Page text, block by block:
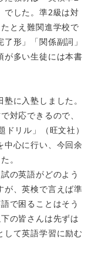
でした。準2級は対
とえ難関進学校で
形」「関係副詞」
が多い生徒には本書
に入塾しました。
対応できるので、
リル」（旺文社）
中心に行い、今回余
。
の英語がどのよう
が、英検で言えば準
で困ることはそう
の皆さんは先ずは
して英語学習に励む